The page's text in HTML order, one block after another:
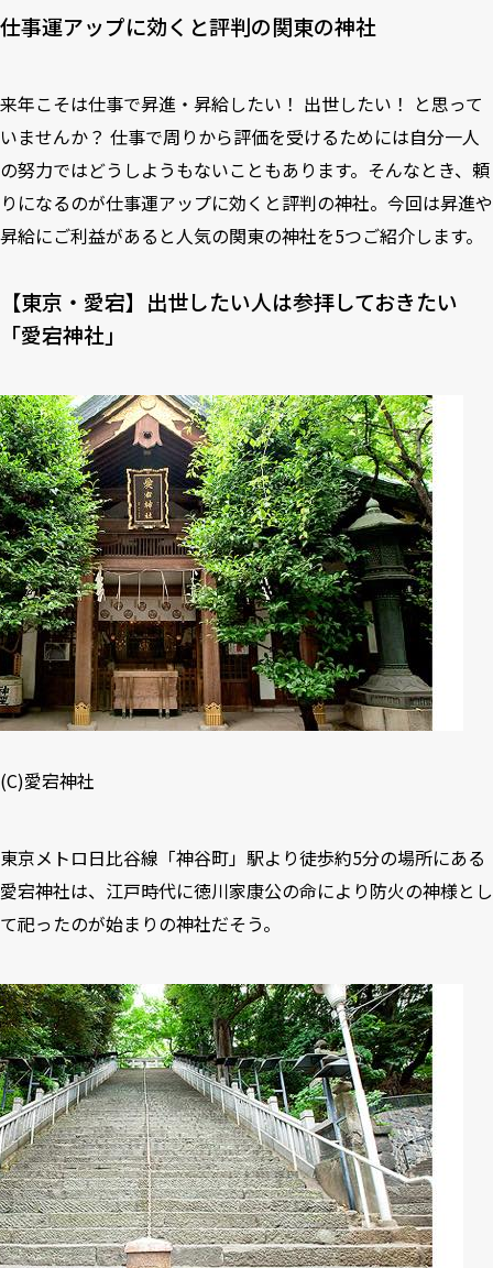
仕事運アップに効くと評判の関東の神社
来年こそは仕事で昇進・昇給したい！ 出世したい！ と思って
いませんか？ 仕事で周りから評価を受けるためには自分一人
の努力ではどうしようもないこともあります。そんなとき、頼
りになるのが仕事運アップに効くと評判の神社。今回は昇進や
昇給にご利益があると人気の関東の神社を5つご紹介します。
【東京・愛宕】出世したい人は参拝しておきたい
「愛宕神社」
(C)愛宕神社
東京メトロ日比谷線「神谷町」駅より徒歩約5分の場所にある
愛宕神社は、江戸時代に徳川家康公の命により防火の神様とし
て祀ったのが始まりの神社だそう。